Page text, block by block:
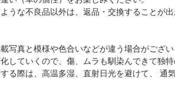
うな不良品以外は、返品・交換することが
写真と模様や色合いなどが違う場合がござ
していくので、傷、ムラも馴染んできて独
る際は、高温多湿、直射日光を避けて、 通